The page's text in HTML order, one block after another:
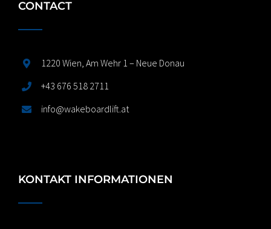
CONTACT
1220 Wien, Am Wehr 1 – Neue Donau
+43 676 518 2711
info@wakeboardlift.at
KONTAKT INFORMATIONEN